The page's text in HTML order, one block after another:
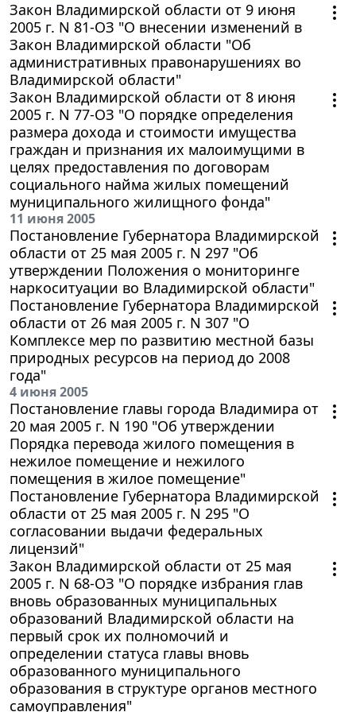
Закон Владимирской области от 9 июня
2005 г. N 81-ОЗ "О внесении изменений в
Закон Владимирской области "Об
административных правонарушениях во
Владимирской области"
Закон Владимирской области от 8 июня
2005 г. N 77-ОЗ "О порядке определения
размера дохода и стоимости имущества
граждан и признания их малоимущими в
целях предоставления по договорам
социального найма жилых помещений
муниципального жилищного фонда"
11 июня 2005
Постановление Губернатора Владимирской
области от 25 мая 2005 г. N 297 "Об
утверждении Положения о мониторинге
наркоситуации во Владимирской области"
Постановление Губернатора Владимирской
области от 26 мая 2005 г. N 307 "О
Комплексе мер по развитию местной базы
природных ресурсов на период до 2008
года"
4 июня 2005
Постановление главы города Владимира от
20 мая 2005 г. N 190 "Об утверждении
Порядка перевода жилого помещения в
нежилое помещение и нежилого
помещения в жилое помещение"
Постановление Губернатора Владимирской
области от 25 мая 2005 г. N 295 "О
согласовании выдачи федеральных
лицензий"
Закон Владимирской области от 25 мая
2005 г. N 68-ОЗ "О порядке избрания глав
вновь образованных муниципальных
образований Владимирской области на
первый срок их полномочий и
определении статуса главы вновь
образованного муниципального
образования в структуре органов местного
самоуправления"